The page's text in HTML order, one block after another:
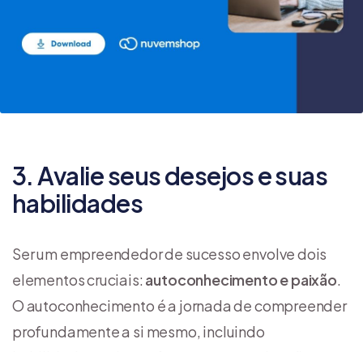
3. Avalie seus desejos e suas
habilidades
Ser um empreendedor de sucesso envolve dois
elementos cruciais: autoconhecimento e paixão.
O autoconhecimento é a jornada de compreender
profundamente a si mesmo, incluindo